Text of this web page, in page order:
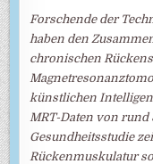
Forschende der
haben den
chronischen
künstlichen
MRT-Daten von
Gesundheitsstudie
Rückenmuskulatur